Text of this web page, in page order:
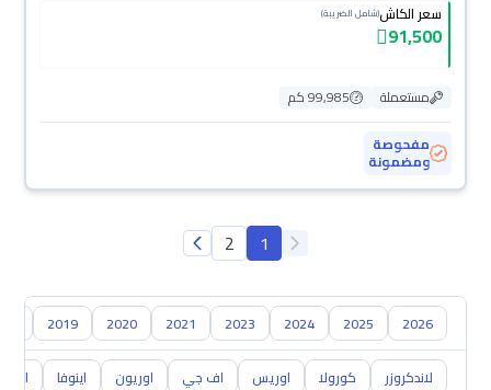
سعر الكاش(شامل الضريبة)
91,500
مستعملة
99,985 كم
مفحوصة
ومضمونة
1
2
2026
2025
2024
2023
2021
2020
2019
لاندكروزر كورولا اوريس اف جي اوريون اينوفا ايكو